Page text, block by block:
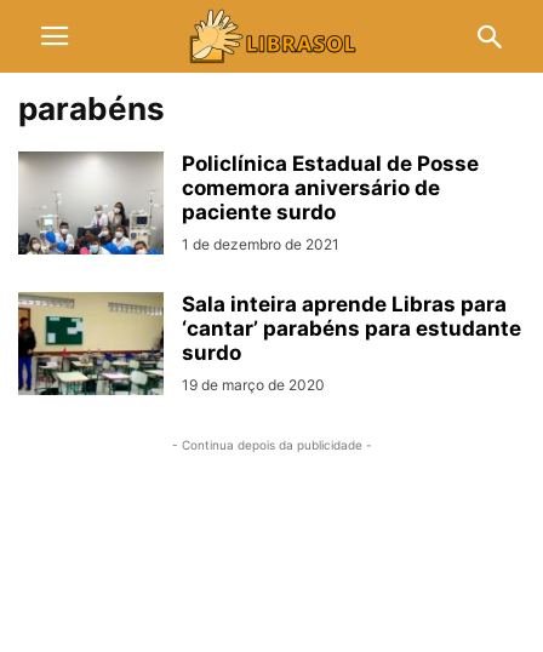
parabéns
Policlínica Estadual de Posse
comemora aniversário de
paciente surdo
1 de dezembro de 2021
Sala inteira aprende Libras para
‘cantar’ parabéns para estudante
surdo
19 de março de 2020
- Continua depois da publicidade -